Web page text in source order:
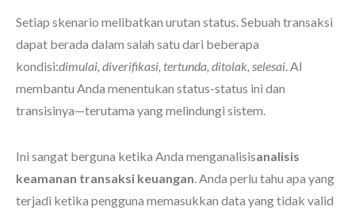
Setiap skenario melibatkan urutan status. Sebuah transaksi
dapat berada dalam salah satu dari beberapa
kondisi:dimulai, diverifikasi, tertunda, ditolak, selesai. AI
membantu Anda menentukan status-status ini dan
transisinya—terutama yang melindungi sistem.
Ini sangat berguna ketika Anda menganalisisanalisis
keamanan transaksi keuangan. Anda perlu tahu apa yang
terjadi ketika pengguna memasukkan data yang tidak valid